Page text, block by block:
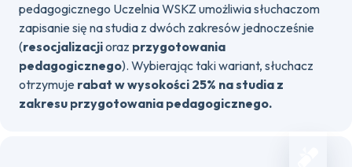
pedagogicznego Uczelnia WSKZ umożliwia słuchaczom
zapisanie się na studia z dwóch zakresów jednocześnie
(resocjalizacjioraz przygotowania
pedagogicznego). Wybierając taki wariant, słuchacz
otrzymuje rabat w wysokości 25% na studia z
zakresu przygotowania pedagogicznego.